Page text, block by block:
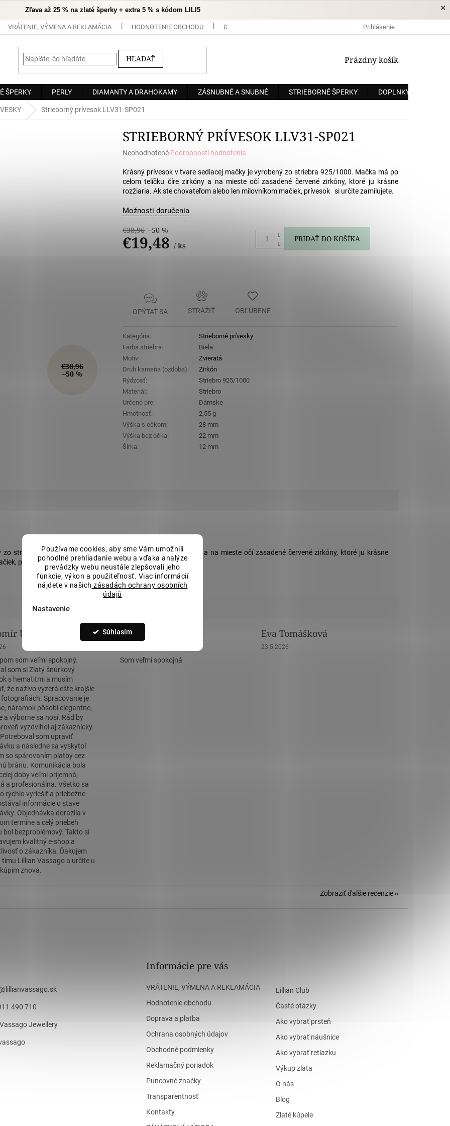
Používame cookies, aby sme Vám umožnili
pohodlné prehliadanie webu a vďaka analýze
prevádzky webu neustále zlepšovali jeho
funkcie, výkon a použiteľnosť. Viac informácií
nájdete v našich zásadách ochrany osobních
údajů
Nastavenie
Súhlasím
×
Zľava až 25 % na zlaté šperky + extra 5 % s kódom LILI5
VRÁTENIE, VÝMENA A REKLAMÁCIA HODNOTENIE OBCHODU DOPRAVA A PLATBA OCHRANA OSOBNÝCH ÚDAJOV
Prihlásenie
HĽADAŤ
NÁKUPNÝ
Prázdny košík
ŠPERKY PERLY DIAMANTY A DRAHOKAMY ZÁSNUBNÉ A SNUBNÉ STRIEBORNÉ ŠPERKY DOPLNKY
Strieborný prívesok LLV31-SP021
€38,96
–50 %
STRIEBORNÝ PRÍVESOK LLV31-SP021
Priemerné
produktu
je
0,0
5
Neohodnotené Podrobnosti hodnotenia
€38,96 –50 %
€19,48 / ks
Možnosti doručenia
PRIDAŤ DO KOŠÍKA
Krásný prívesok v tvare sediacej mačky je vyrobený zo striebra 925/1000. Mačka má po
celom telíčku číre zirkóny a na mieste očí zasadené červené zirkóny, ktoré ju krásne
rozžiaria. Ak ste chovateľom alebo len milovníkom mačiek, prívesok si určite zamilujete.
OPÝTAŤ SA STRÁŽIŤ OBĽÚBENÉ
Kategória:
Strieborné prívesky
Farba striebra:
Biela
Motív:
Zvieratá
Druh kameňa (ozdoba):
Zirkón
Rýdzosť:
Striebro 925/1000
Materiál :
Striebro
Určené pre:
Dámske
Hmotnosť:
2,55 g
Výška s očkom:
28 mm
Výška bez očka:
22 mm
Šírka: 12 mm
striebra 925/1000. Mačka má po celom telíčku číre zirkóny a na mieste očí zasadené červené zirkóny, ktoré ju krásne
prívesok si určite zamilujete.
Uličný
obchodu je 5 z 5 hviezdičiek.
som veľmi spokojný.
som si Zlatý šnúrkový
s hematitmi a musím
že naživo vyzerá ešte krajšie
fotografiách. Spracovanie je
náramok pôsobí elegantne,
a výborne sa nosí. Rád by
vyzdvihol aj zákaznícky
som upraviť
a následne sa vyskytol
so spárovaním platby cez
bránu. Komunikácia bola
doby veľmi príjemná,
a profesionálna. Všetko sa
rýchlo vyriešiť a priebežne
informácie o stave
Objednávka dorazila v
termíne a celý priebeh
bol bezproblémový. Takto si
kvalitný e-shop a
o zákazníka. Ďakujem
tímu Lillian Vassago a určite u
znova.
Radoslava Remová
Som veľmi spokojná
Eva Tomášková
Hodnotenie obchodu je 5 z 5 hviezdičiek.
23.5.2026
Zobraziť ďalšie recenzie
@ lillianvassago.sk
490 710
Jewellery
Informácie pre vás
VRÁTENIE, VÝMENA A REKLAMÁCIA
Hodnotenie obchodu
Doprava a platba
Ochrana osobných údajov
Obchodné podmienky
Reklamačný poriadok
Puncovné značky
Transparentnosť
Kontakty
Lillian Club
Časté otázky
Ako vybrať prsteň
Ako vybrať náušnice
Ako vybrať retiazku
Výkup zlata
O nás
Blog
Zlaté kúpele